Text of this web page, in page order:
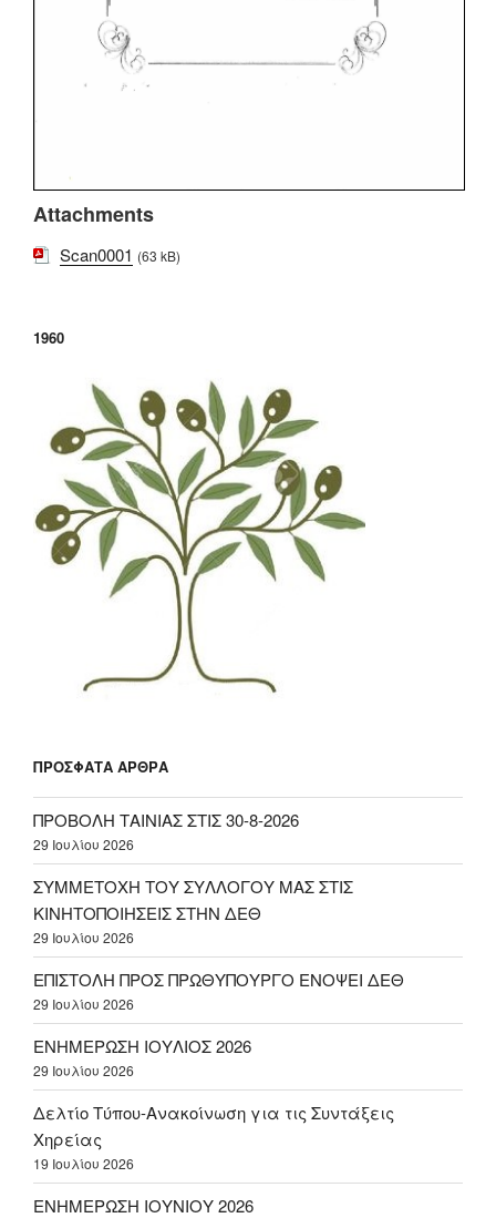
Attachments
Scan0001 (63 kB)
1960
ΠΡΌΣΦΑΤΑ ΆΡΘΡΑ
ΠΡΟΒΟΛΗ ΤΑΙΝΙΑΣ ΣΤΙΣ 30-8-2026
29 Ιουλίου 2026
ΣΥΜΜΕΤΟΧΗ ΤΟΥ ΣΥΛΛΟΓΟΥ ΜΑΣ ΣΤΙΣ
ΚΙΝΗΤΟΠΟΙΗΣΕΙΣ ΣΤΗΝ ΔΕΘ
29 Ιουλίου 2026
ΕΠΙΣΤΟΛΗ ΠΡΟΣ ΠΡΩΘΥΠΟΥΡΓΟ ΕΝΟΨΕΙ ΔΕΘ
29 Ιουλίου 2026
ΕΝΗΜΕΡΩΣΗ ΙΟΥΛΙΟΣ 2026
29 Ιουλίου 2026
Δελτίο Τύπου-Ανακοίνωση για τις Συντάξεις
Χηρείας
19 Ιουλίου 2026
ΕΝΗΜΕΡΩΣΗ ΙΟΥΝΙΟΥ 2026